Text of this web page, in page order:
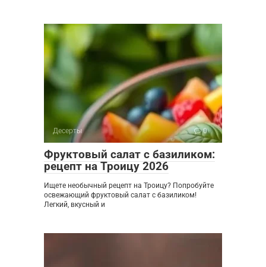
Десерты 0
Фруктовый салат с базиликом:
рецепт на Троицу 2026
Ищете необычный рецепт на Троицу? Попробуйте
освежающий фруктовый салат с базиликом!
Легкий, вкусный и